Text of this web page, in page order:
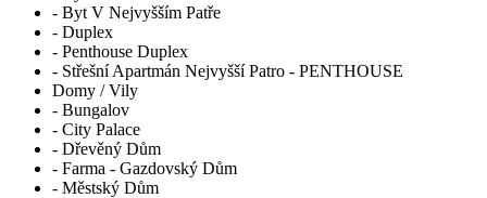
- Byt V Nejvyšším Patře
- Duplex
- Penthouse Duplex
- Střešní Apartmán Nejvyšší Patro - PENTHOUSE
Domy / Vily
- Bungalov
- City Palace
- Dřevěný Dům
- Farma - Gazdovský Dům
- Městský Dům